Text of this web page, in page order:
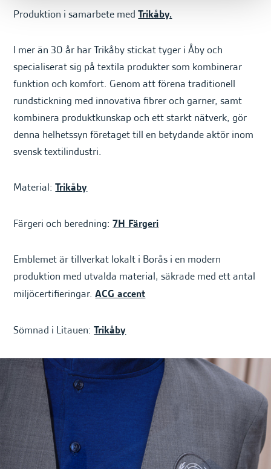
Produktion i samarbete medTrikåby.
I mer än 30 år har Trikåby stickat tyger i Åby och
specialiserat sig på textila produkter som kombinerar
funktion och komfort. Genom att förena traditionell
rundstickning med innovativa fibrer och garner, samt
kombinera produktkunskap och ett starkt nätverk, gör
denna helhetssyn företaget till en betydande aktör inom
svensk textilindustri.
Material:Trikåby
Färgeri och beredning:7H Färgeri
Emblemet är tillverkat lokalt i Borås i en modern
produktion med utvalda material, säkrade med ett antal
miljöcertifieringar.ACG accent
Sömnad i Litauen:Trikåby